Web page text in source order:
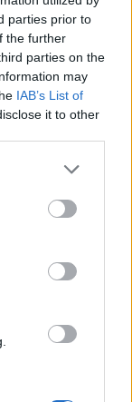
parties prior to
the further
parties on the
may
IAB’s List of
it to other
13.03.20 12:24:58
u ledu,
Třeba se
místa pro
kosti očistí
https://de.wikipedia.org/wiki/Hallstatt#/media/Datei:Bonehouse1.jpg